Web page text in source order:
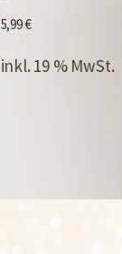
5,99€
inkl. 19 % MwSt.